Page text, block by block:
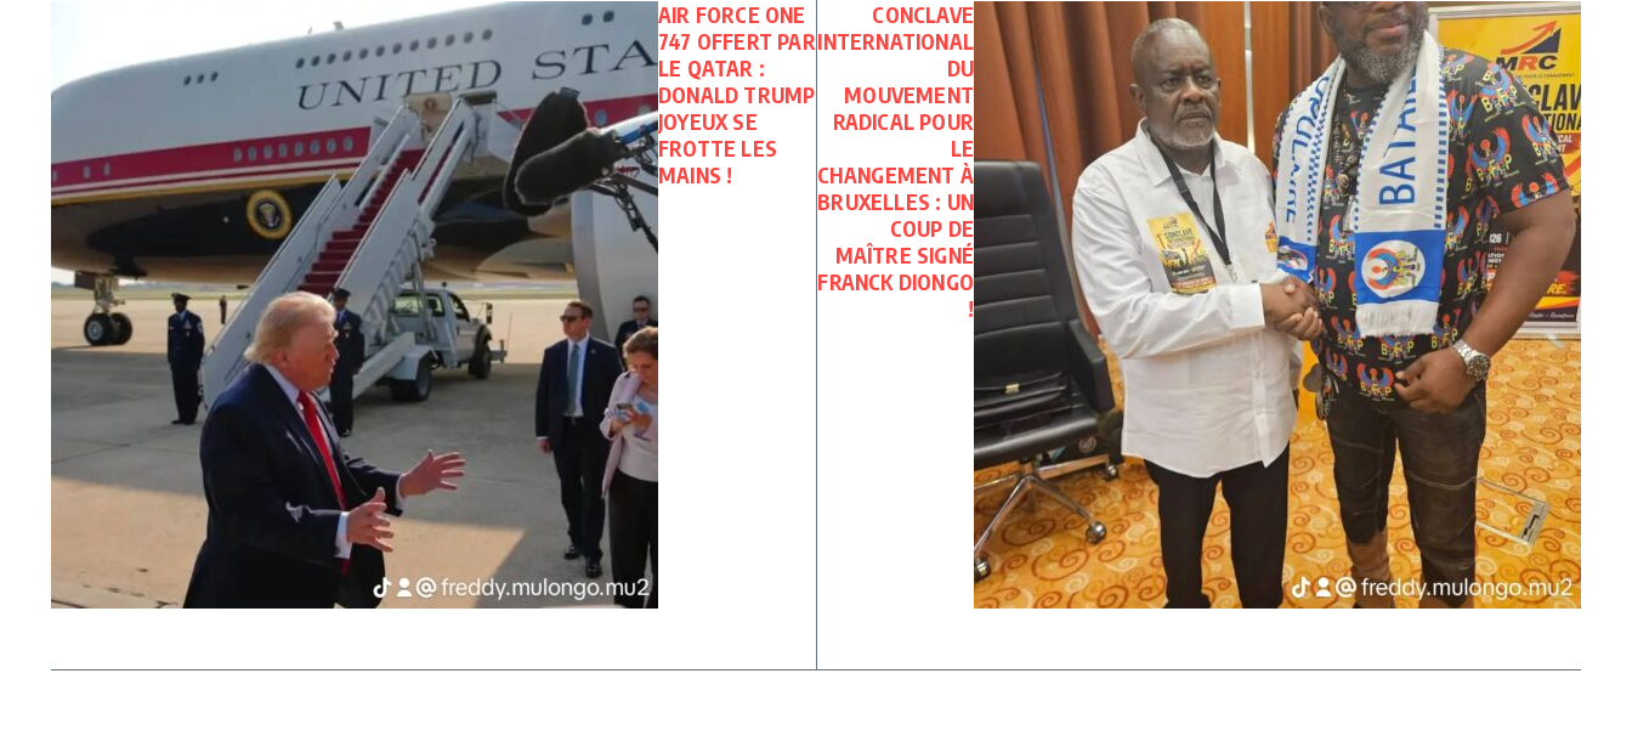
AIR FORCE ONE
747 OFFERT PAR
LE QATAR :
DONALD TRUMP
JOYEUX SE
FROTTE LES
MAINS !
CONCLAVE
INTERNATIONAL
DU
MOUVEMENT
RADICAL POUR
LE
CHANGEMENT À
BRUXELLES : UN
COUP DE
MAÎTRE SIGNÉ
FRANCK DIONGO
!